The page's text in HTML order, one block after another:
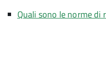
Quali sono le norme di